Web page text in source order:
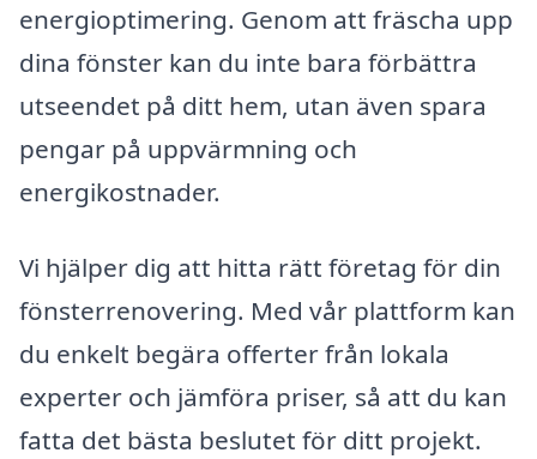
energioptimering. Genom att fräscha upp
dina fönster kan du inte bara förbättra
utseendet på ditt hem, utan även spara
pengar på uppvärmning och
energikostnader.
Vi hjälper dig att hitta rätt företag för din
fönsterrenovering. Med vår plattform kan
du enkelt begära offerter från lokala
experter och jämföra priser, så att du kan
fatta det bästa beslutet för ditt projekt.